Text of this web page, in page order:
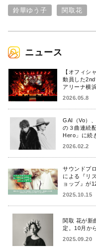
鈴華ゆう子 関取花
ニュース
【オフィシ
動員した
アリーナ横
2026.05.8
GAI（Vo）
の３曲連続
Hero」に続
2026.02.2
サウンドプ
による『リ
ョップ』が
2025.10.15
関取 花が新
定。10月か
2025.09.20